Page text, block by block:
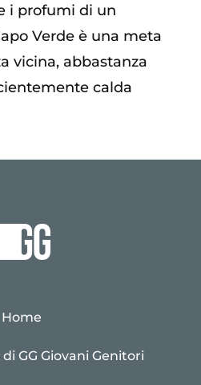
i profumi di un
Verde è una meta
vicina, abbastanza
calda
Home
GG Giovani Genitori